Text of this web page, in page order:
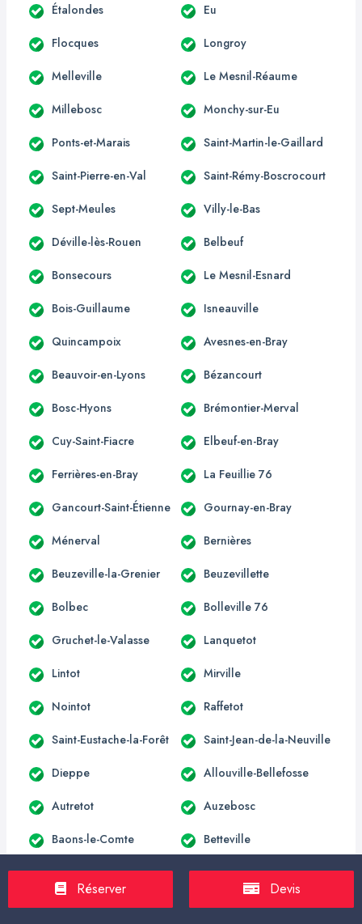
Étalondes Eu
Flocques Longroy
Melleville Le Mesnil-Réaume
Millebosc Monchy-sur-Eu
Ponts-et-Marais Saint-Martin-le-Gaillard
Saint-Pierre-en-Val Saint-Rémy-Boscrocourt
Sept-Meules Villy-le-Bas
Déville-lès-Rouen Belbeuf
Bonsecours Le Mesnil-Esnard
Bois-Guillaume Isneauville
Quincampoix Avesnes-en-Bray
Beauvoir-en-Lyons Bézancourt
Bosc-Hyons Brémontier-Merval
Cuy-Saint-Fiacre Elbeuf-en-Bray
Ferrières-en-Bray La Feuillie 76
Gancourt-Saint-Étienne Gournay-en-Bray
Ménerval Bernières
Beuzeville-la-Grenier Beuzevillette
Bolbec Bolleville 76
Gruchet-le-Valasse Lanquetot
Lintot Mirville
Nointot Raffetot
Saint-Eustache-la-Forêt Saint-Jean-de-la-Neuville
Dieppe Allouville-Bellefosse
Autretot Auzebosc
Baons-le-Comte Betteville
Blacqueville Bois-Himont
Carville-la-Folletière Croix-Mare
Réserver Devis